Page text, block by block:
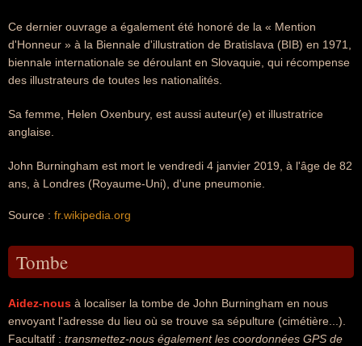
Ce dernier ouvrage a également été honoré de la « Mention
d'Honneur » à la Biennale d'illustration de Bratislava (BIB) en 1971,
biennale internationale se déroulant en Slovaquie, qui récompense
des illustrateurs de toutes les nationalités.
Sa femme, Helen Oxenbury, est aussi auteur(e) et illustratrice
anglaise.
John Burningham est mort le vendredi 4 janvier 2019, à l'âge de 82
ans, à Londres (Royaume-Uni), d'une pneumonie.
Source : fr.wikipedia.org
Tombe
Aidez-nous à localiser la tombe de John Burningham en nous
envoyant l'adresse du lieu où se trouve sa sépulture (cimétière...).
Facultatif : transmettez-nous également les coordonnées GPS de